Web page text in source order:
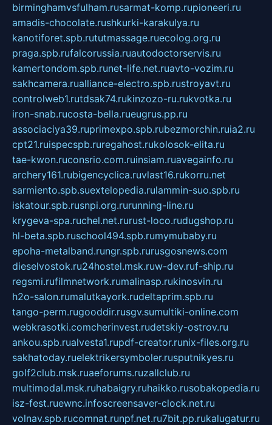
birminghamvsfulham.rusarmat-komp.rupioneeri.ru
amadis-chocolate.rushkurki-karakulya.ru
kanotiforet.spb.rututmassage.ruecolog.org.ru
praga.spb.rufalcorussia.ruautodoctorservis.ru
kamertondom.spb.runet-life.net.ruavto-vozim.ru
sakhcamera.rualliance-electro.spb.rustroyavt.ru
controlweb1.rutdsak74.rukinzozo-ru.rukvotka.ru
iron-snab.rucosta-bella.rueugrus.pp.ru
associaciya39.ruprimexpo.spb.rubezmorchin.ruia2.ru
cpt21.ruispecspb.ruregahost.rukolosok-elita.ru
tae-kwon.ruconsrio.com.ruinsiam.ruavegainfo.ru
archery161.rubigencyclica.ruvlast16.rukorru.net
sarmiento.spb.suextelopedia.rulammin-suo.spb.ru
iskatour.spb.rusnpi.org.rurunning-line.ru
krygeva-spa.ruchel.net.rurust-loco.rudugshop.ru
hl-beta.spb.ruschool494.spb.rumymubaby.ru
epoha-metalband.rungr.spb.rurusgosnews.com
dieselvostok.ru24hostel.msk.ruw-dev.ruf-ship.ru
regsmi.rufilmnetwork.rumalinasp.rukinosvin.ru
h2o-salon.rumalutkayork.rudeltaprim.spb.ru
tango-perm.rugooddir.rusgv.sumultiki-online.com
webkrasotki.comcherinvest.rudetskiy-ostrov.ru
ankou.spb.rualvesta1.rupdf-creator.runix-files.org.ru
sakhatoday.ruelektrikersymboler.rusputnikyes.ru
golf2club.msk.ruaeforums.ruzallclub.ru
multimodal.msk.ruhabaigry.ruhaikko.rusobakopedia.ru
isz-fest.ruewnc.infoscreensaver-clock.net.ru
volnav.spb.rucomnat.runpf.net.ru7bit.pp.rukalugatur.ru